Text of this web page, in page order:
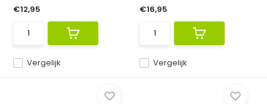
Vergelijk
€12,95
Vergelijk
€16,95